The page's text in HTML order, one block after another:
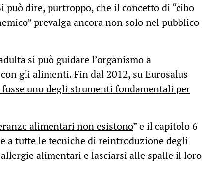
può dire, purtroppo, che il concetto di “cibo
prevalga ancora non solo nel pubblico
si può guidare l’organismo a
gli alimenti. Fin dal 2012, su Eurosalus
uno degli strumenti fondamentali per
alimentari non esistono” e il capitolo 6
a tutte le tecniche di reintroduzione degli
alimentari e lasciarsi alle spalle il loro